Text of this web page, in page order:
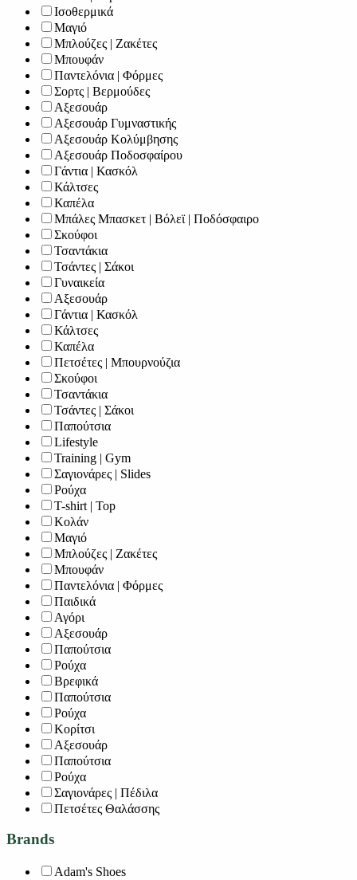
Ισοθερμικά
Μαγιό
Μπλούζες | Ζακέτες
Μπουφάν
Παντελόνια | Φόρμες
Σορτς | Βερμούδες
Αξεσουάρ
Αξεσουάρ Γυμναστικής
Αξεσουάρ Κολύμβησης
Αξεσουάρ Ποδοσφαίρου
Γάντια | Κασκόλ
Κάλτσες
Καπέλα
Μπάλες Μπασκετ | Βόλεϊ | Ποδόσφαιρο
Σκούφοι
Τσαντάκια
Τσάντες | Σάκοι
Γυναικεία
Αξεσουάρ
Γάντια | Κασκόλ
Κάλτσες
Καπέλα
Πετσέτες | Μπουρνούζια
Σκούφοι
Τσαντάκια
Τσάντες | Σάκοι
Παπούτσια
Lifestyle
Training | Gym
Σαγιονάρες | Slides
Ρούχα
T-shirt | Top
Κολάν
Μαγιό
Μπλούζες | Ζακέτες
Μπουφάν
Παντελόνια | Φόρμες
Παιδικά
Αγόρι
Αξεσουάρ
Παπούτσια
Ρούχα
Βρεφικά
Παπούτσια
Ρούχα
Κορίτσι
Αξεσουάρ
Παπούτσια
Ρούχα
Σαγιονάρες | Πέδιλα
Πετσέτες Θαλάσσης
Brands
Adam's Shoes